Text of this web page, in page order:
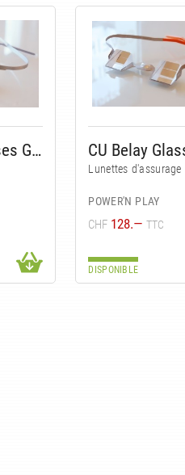
CU Belay Glasses G 3.0
Lunettes d'assurage
POWER'N PLAY
CHF 128.— TTC
DISPONIBLE